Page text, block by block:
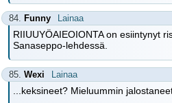
84. Funny Lainaa
RIIUUYÖAIEOIONTA on esiintynyt
Sanaseppo-lehdessä.
85. Wexi Lainaa
...keksineet? Mieluummin